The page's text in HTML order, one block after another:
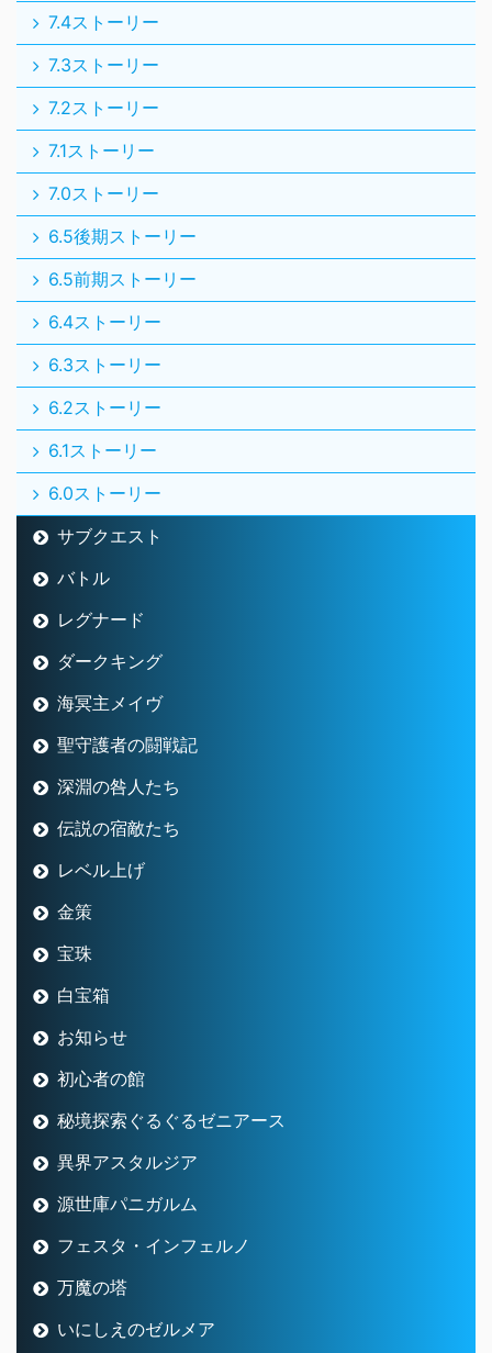
7.4ストーリー
7.3ストーリー
7.2ストーリー
7.1ストーリー
7.0ストーリー
6.5後期ストーリー
6.5前期ストーリー
6.4ストーリー
6.3ストーリー
6.2ストーリー
6.1ストーリー
6.0ストーリー
サブクエスト
バトル
レグナード
ダークキング
海冥主メイヴ
聖守護者の闘戦記
深淵の咎人たち
伝説の宿敵たち
レベル上げ
金策
宝珠
白宝箱
お知らせ
初心者の館
秘境探索ぐるぐるゼニアース
異界アスタルジア
源世庫パニガルム
フェスタ・インフェルノ
万魔の塔
いにしえのゼルメア